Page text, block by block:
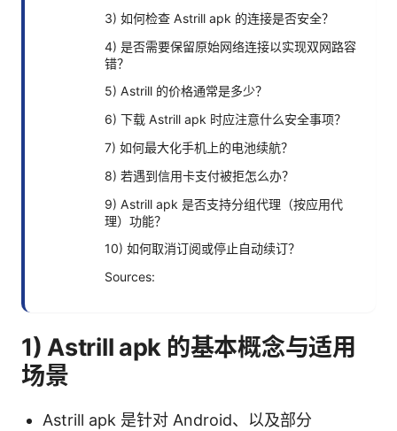
3) 如何检查 Astrill apk 的连接是否安全？
4) 是否需要保留原始网络连接以实现双网路容
错？
5) Astrill 的价格通常是多少？
6) 下载 Astrill apk 时应注意什么安全事项？
7) 如何最大化手机上的电池续航？
8) 若遇到信用卡支付被拒怎么办？
9) Astrill apk 是否支持分组代理（按应用代
理）功能？
10) 如何取消订阅或停止自动续订？
Sources:
1) Astrill apk 的基本概念与适用
场景
Astrill apk 是针对 Android、以及部分